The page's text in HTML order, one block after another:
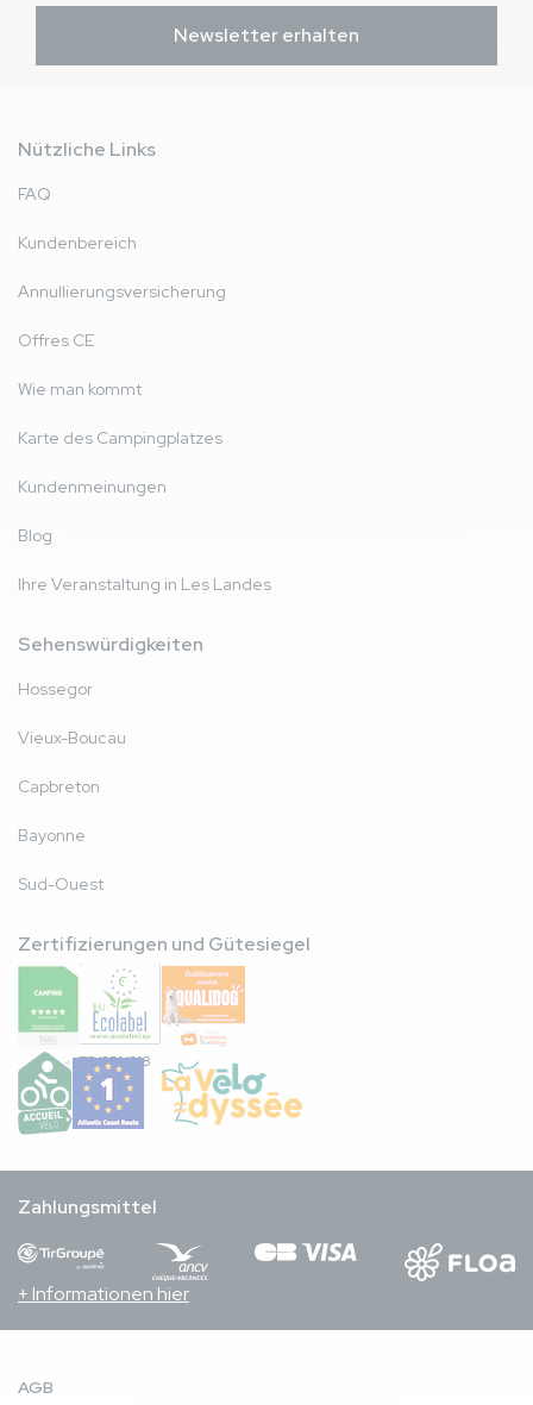
Newsletter erhalten
Nützliche Links
FAQ
Kundenbereich
Annullierungsversicherung
Offres CE
Wie man kommt
Karte des Campingplatzes
Kundenmeinungen
Blog
Ihre Veranstaltung in Les Landes
Sehenswürdigkeiten
Hossegor
Vieux-Boucau
Capbreton
Bayonne
Sud-Ouest
Zertifizierungen und Gütesiegel
FR/051/018
Zahlungsmittel
+ Informationen hier
AGB